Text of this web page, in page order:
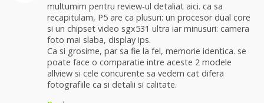
multumim pentru review-ul detaliat aici. ca sa
recapitulam, P5 are ca plusuri: un procesor dual core
si un chipset video sgx531 ultra iar minusuri: camera
foto mai slaba, display ips.
Ca si grosime, par sa fie la fel, memorie identica. se
poate face o comparatie intre aceste 2 modele
allview si cele concurente sa vedem cat difera
fotografiile ca si detalii si calitate.